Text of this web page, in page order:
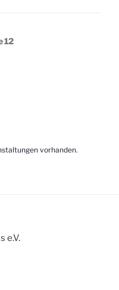
12
vorhanden.
e.V.